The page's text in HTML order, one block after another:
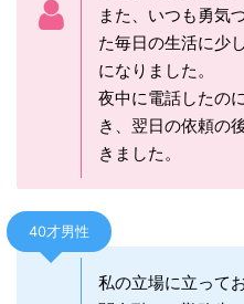
また、いつも勇気
た毎日の生活に少
になりました。
夜中に電話したの
き、翌日の依頼の
きました。
40才男性
私の立場に立って